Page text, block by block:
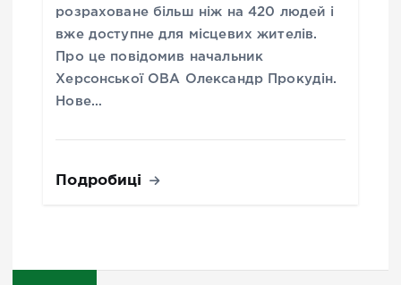
розраховане більш ніж на 420 людей і
вже доступне для місцевих жителів.
Про це повідомив начальник
Херсонської ОВА Олександр Прокудін.
Нове…
Подробиці